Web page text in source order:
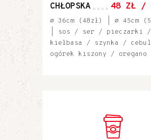
CHŁOPSKA 48 ZŁ /
⌀ 36cm (48zł) | ⌀ 45cm
| sos / ser / pieczarki /
kiełbasa / szynka /
ogórek kiszony / oregano